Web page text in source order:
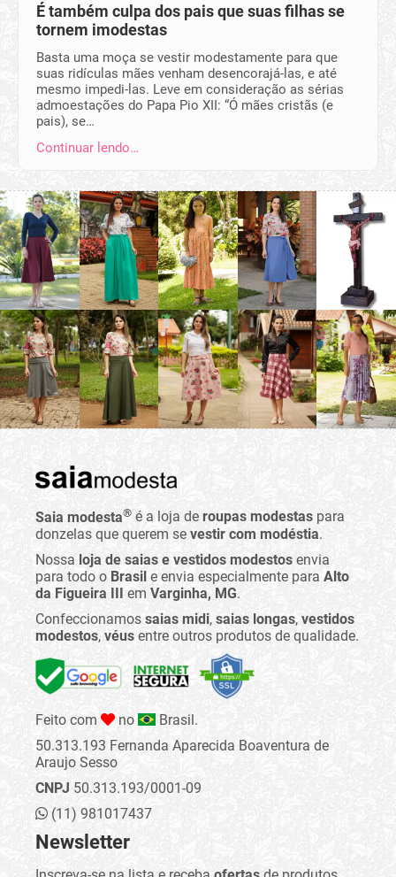
É também culpa dos pais que suas filhas se
tornem imodestas
Basta uma moça se vestir modestamente para que
suas ridículas mães venham desencorajá-las, e até
mesmo impedi-las. Leve em consideração as sérias
admoestações do Papa Pio XII: “Ó mães cristãs (e
pais), se…
Continuar lendo…
Saia modesta® é a loja de roupas modestas para
donzelas que querem se vestir com modéstia.
Nossa loja de saias e vestidos modestos envia
para todo o Brasil e envia especialmente para Alto
da Figueira III em Varginha, MG.
Confeccionamos saias midi, saias longas, vestidos
modestos, véus entre outros produtos de qualidade.
Feito com no
Brasil.
50.313.193 Fernanda Aparecida Boaventura de
Araujo Sesso
CNPJ 50.313.193/0001-09
(11) 981017437
Newsletter